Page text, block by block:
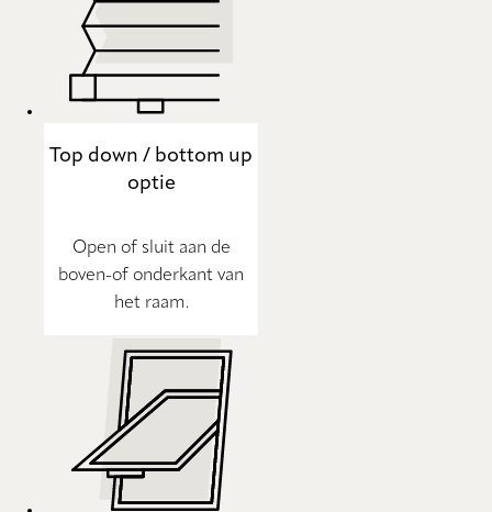
Top down / bottom up
optie
Open of sluit aan de
boven-of onderkant van
het raam.